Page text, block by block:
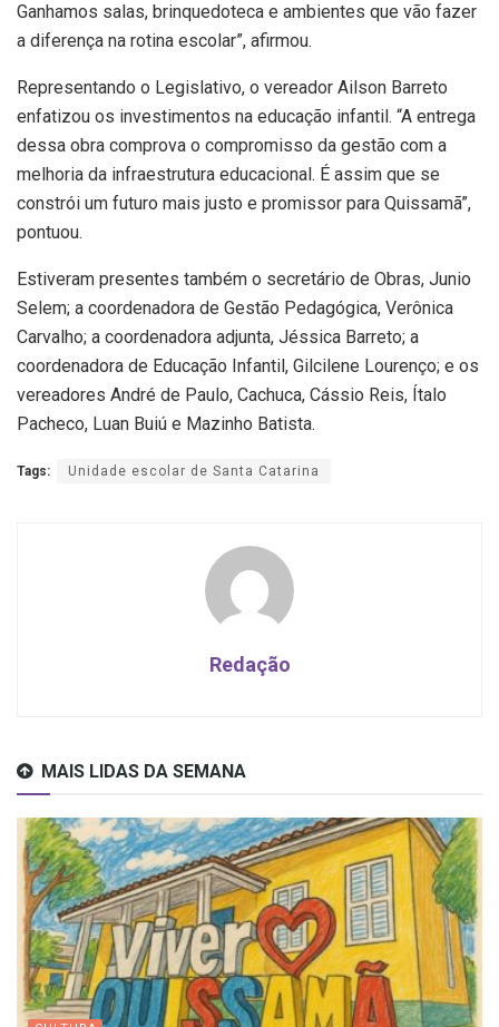
Ganhamos salas, brinquedoteca e ambientes que vão fazer
a diferença na rotina escolar”, afirmou.
Representando o Legislativo, o vereador Ailson Barreto
enfatizou os investimentos na educação infantil. “A entrega
dessa obra comprova o compromisso da gestão com a
melhoria da infraestrutura educacional. É assim que se
constrói um futuro mais justo e promissor para Quissamã”,
pontuou.
Estiveram presentes também o secretário de Obras, Junio
Selem; a coordenadora de Gestão Pedagógica, Verônica
Carvalho; a coordenadora adjunta, Jéssica Barreto; a
coordenadora de Educação Infantil, Gilcilene Lourenço; e os
vereadores André de Paulo, Cachuca, Cássio Reis, Ítalo
Pacheco, Luan Buiú e Mazinho Batista.
Tags: Unidade escolar de Santa Catarina
Redação
MAIS LIDAS DA SEMANA